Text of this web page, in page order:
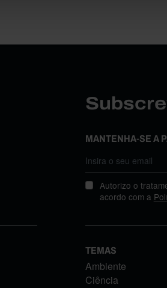
MANTENHA-SE A
Autorizo o
acordo com a
TEMAS
Ambiente
Ciência